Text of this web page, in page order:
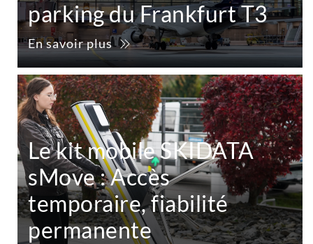
parking du Frankfurt T3
En savoir plus
Le kit mobile SKIDATA
sMove : Accès
temporaire, fiabilité
permanente